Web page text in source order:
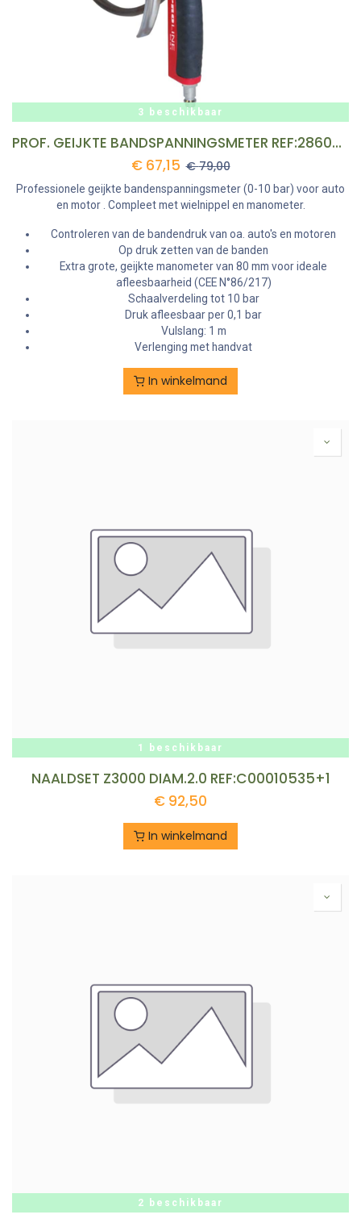
3 beschikbaar
PROF. GEIJKTE BANDSPANNINGSMETER REF:28602 CONTIMAC
€ 67,15 €79,00
Professionele geijkte bandenspanningsmeter (0-10 bar) voor auto
en motor . Compleet met wielnippel en manometer.
Controleren van de bandendruk van oa. auto's en motoren
Op druk zetten van de banden
Extra grote, geijkte manometer van 80 mm voor ideale
afleesbaarheid (CEE N°86/217)
Schaalverdeling tot 10 bar
Druk afleesbaar per 0,1 bar
Vulslang: 1 m
Verlenging met handvat
In winkelmand
1 beschikbaar
NAALDSET Z3000 DIAM.2.0 REF:C00010535+1
€ 92,50
In winkelmand
2 beschikbaar